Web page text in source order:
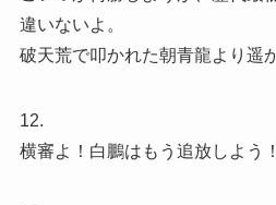
違いないよ。
破天荒で叩かれた朝青龍より遥
12.
横審よ！白鵬はもう追放しよう